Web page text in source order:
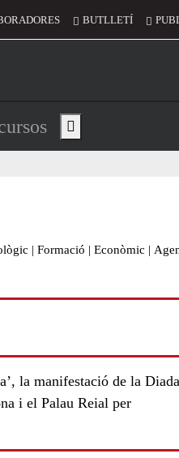
BUTLLETÍ
deShow main menu
| Formació | Econòmic |
la manifestació de la Diada
i el Palau Reial per